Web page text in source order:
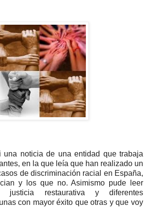
una noticia de una entidad que trabaja
en la que leía que han realizado un
de discriminación racial en España,
y los que no. Asimismo pude leer
justicia restaurativa y diferentes
con mayor éxito que otras y que voy